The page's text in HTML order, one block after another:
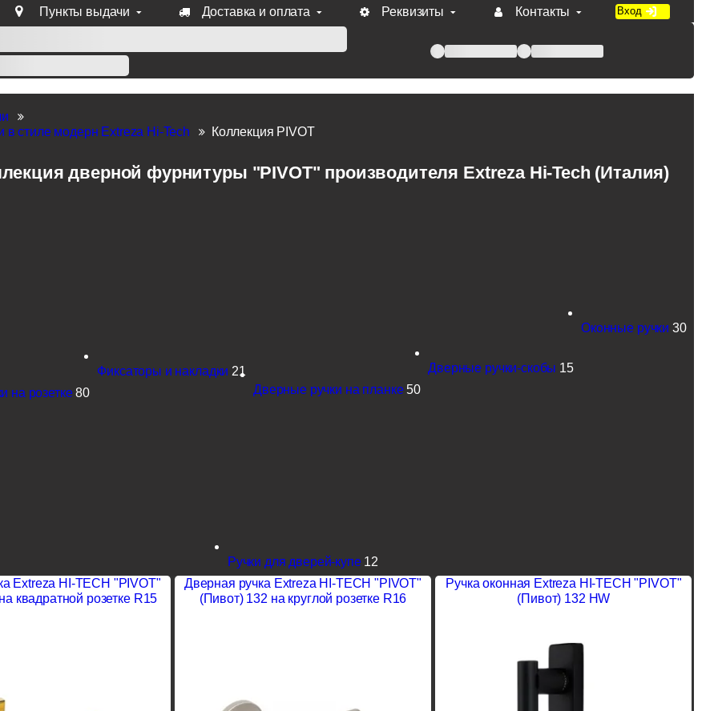
Пункты выдачи Доставка и оплата Реквизиты Контакты Вход
в стиле модерн Extreza Hi-Tech
Коллекция PIVOT
дверной фурнитуры "PIVOT" производителя Extreza Hi-Tech (Италия)
на розетке 80
Фиксаторы и накладки 21
Дверные ручки на планке 50
Дверные ручки-скобы 15
Оконные ручки 30
Ручки для дверей-купе 12
Extreza HI-TECH "PIVOT"
квадратной розетке R15
Дверная ручка Extreza HI-TECH "PIVOT"
(Пивот) 132 на круглой розетке R16
Ручка оконная Extreza HI-TECH "PIVOT"
(Пивот) 132 HW